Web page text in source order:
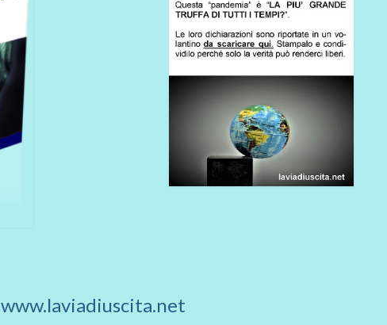
www.laviadiuscita.net